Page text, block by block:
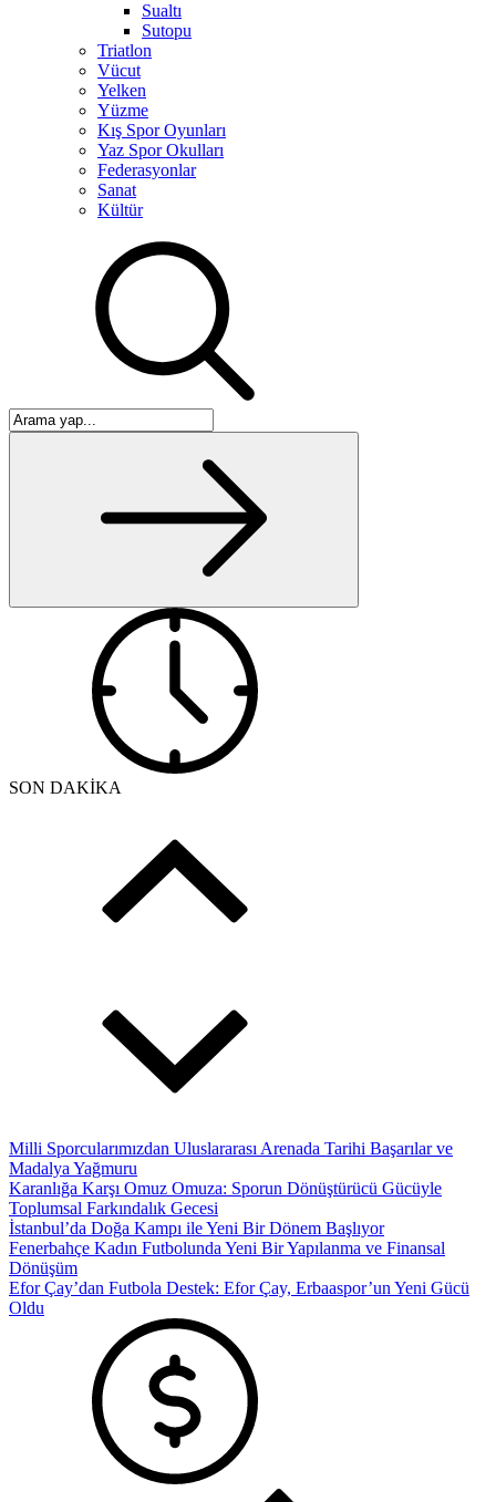
Sualtı
Sutopu
Triatlon
Vücut
Yelken
Yüzme
Kış Spor Oyunları
Yaz Spor Okulları
Federasyonlar
Sanat
Kültür
SON DAKİKA
Milli Sporcularımızdan Uluslararası Arenada Tarihi Başarılar ve
Madalya Yağmuru
Karanlığa Karşı Omuz Omuza: Sporun Dönüştürücü Gücüyle
Toplumsal Farkındalık Gecesi
İstanbul’da Doğa Kampı ile Yeni Bir Dönem Başlıyor
Fenerbahçe Kadın Futbolunda Yeni Bir Yapılanma ve Finansal
Dönüşüm
Efor Çay’dan Futbola Destek: Efor Çay, Erbaaspor’un Yeni Gücü
Oldu